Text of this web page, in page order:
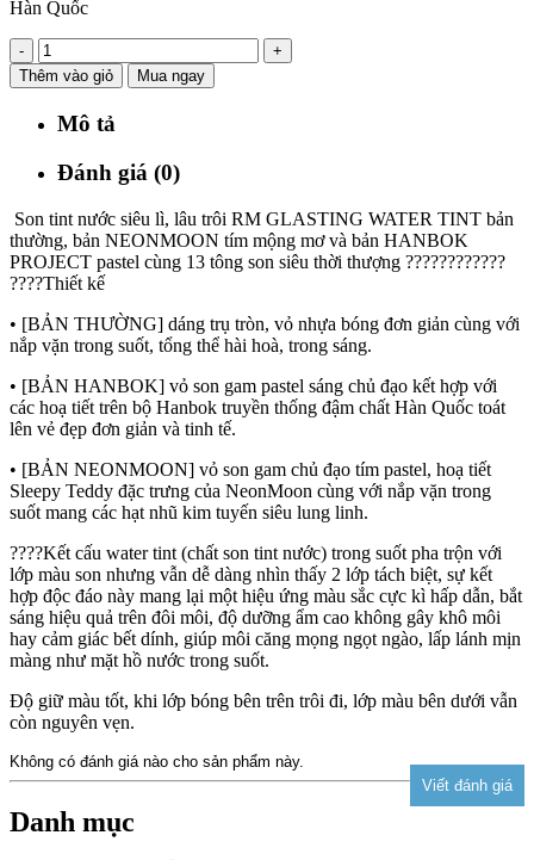
Hàn Quốc
-
+
Thêm vào giỏ
Mua ngay
Mô tả
Đánh giá (0)
Son tint nước siêu lì, lâu trôi RM GLASTING WATER TINT bản
thường, bản NEONMOON tím mộng mơ và bản HANBOK
PROJECT pastel cùng 13 tông son siêu thời thượng ????????????
????Thiết kế
• [BẢN THƯỜNG] dáng trụ tròn, vỏ nhựa bóng đơn giản cùng với
nắp vặn trong suốt, tổng thể hài hoà, trong sáng.
• [BẢN HANBOK] vỏ son gam pastel sáng chủ đạo kết hợp với
các hoạ tiết trên bộ Hanbok truyền thống đậm chất Hàn Quốc toát
lên vẻ đẹp đơn giản và tinh tế.
• [BẢN NEONMOON] vỏ son gam chủ đạo tím pastel, hoạ tiết
Sleepy Teddy đặc trưng của NeonMoon cùng với nắp vặn trong
suốt mang các hạt nhũ kim tuyến siêu lung linh.
????Kết cấu water tint (chất son tint nước) trong suốt pha trộn với
lớp màu son nhưng vẫn dễ dàng nhìn thấy 2 lớp tách biệt, sự kết
hợp độc đáo này mang lại một hiệu ứng màu sắc cực kì hấp dẫn, bắt
sáng hiệu quả trên đôi môi, độ dưỡng ẩm cao không gây khô môi
hay cảm giác bết dính, giúp môi căng mọng ngọt ngào, lấp lánh mịn
màng như mặt hồ nước trong suốt.
Độ giữ màu tốt, khi lớp bóng bên trên trôi đi, lớp màu bên dưới vẫn
còn nguyên vẹn.
Không có đánh giá nào cho sản phẩm này.
Danh mục